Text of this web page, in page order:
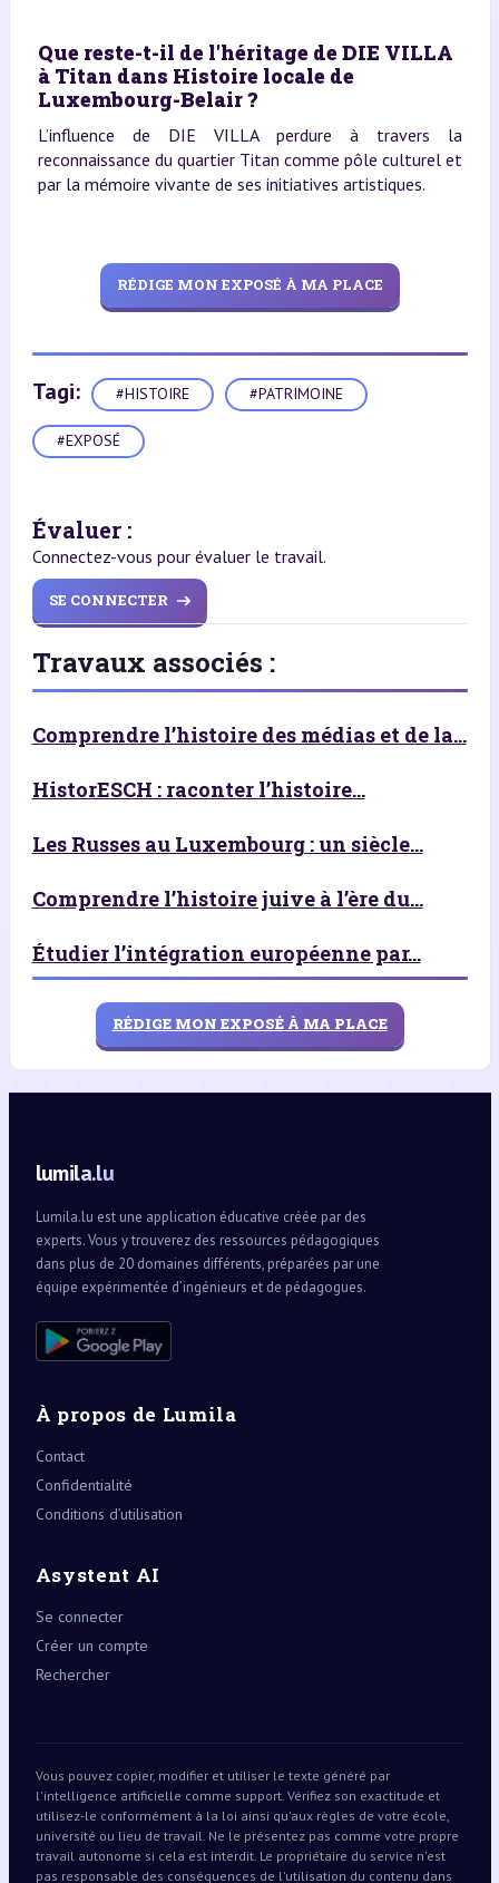
Que reste-t-il de l'héritage de DIE VILLA
à Titan dans Histoire locale de
Luxembourg-Belair ?
L’influence de DIE VILLA perdure à travers la
reconnaissance du quartier Titan comme pôle culturel et
par la mémoire vivante de ses initiatives artistiques.
RÉDIGE MON EXPOSÉ À MA PLACE
Tagi: #HISTOIRE #PATRIMOINE
#EXPOSÉ
Évaluer :
Connectez-vous pour évaluer le travail.
SE CONNECTER
Travaux associés :
Comprendre l’histoire des médias et de la...
HistorESCH : raconter l’histoire...
Les Russes au Luxembourg : un siècle...
Comprendre l’histoire juive à l’ère du...
Étudier l’intégration européenne par...
RÉDIGE MON EXPOSÉ À MA PLACE
lumila.lu
Lumila.lu est une application éducative créée par des
experts. Vous y trouverez des ressources pédagogiques
dans plus de 20 domaines différents, préparées par une
équipe expérimentée d’ingénieurs et de pédagogues.
À propos de Lumila
Contact
Confidentialité
Conditions d’utilisation
Asystent AI
Se connecter
Créer un compte
Rechercher
Vous pouvez copier, modifier et utiliser le texte généré par
l'intelligence artificielle comme support. Vérifiez son exactitude et
utilisez-le conformément à la loi ainsi qu'aux règles de votre école,
université ou lieu de travail. Ne le présentez pas comme votre propre
travail autonome si cela est interdit. Le propriétaire du service n'est
pas responsable des conséquences de l'utilisation du contenu dans